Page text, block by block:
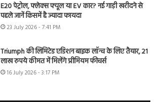
E20 पेट्रोल, फ्लेक्स फ्यूल या EV कार? नई गाड़ी खरीदने से
पहले जानें किसमें है ज्यादा फायदा
23 July 2026 - 7:41 PM
Triumph की लिमिटेड एडिशन बाइक लॉन्च के लिए तैयार, 21
लाख रुपये कीमत में मिलेंगे प्रीमियम फीचर्स
16 July 2026 - 3:17 PM